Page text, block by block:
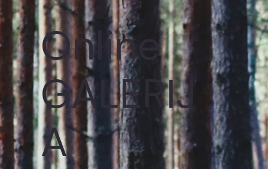
Online
GALERIJ
A